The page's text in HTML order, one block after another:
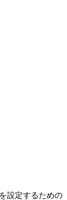
設定するための